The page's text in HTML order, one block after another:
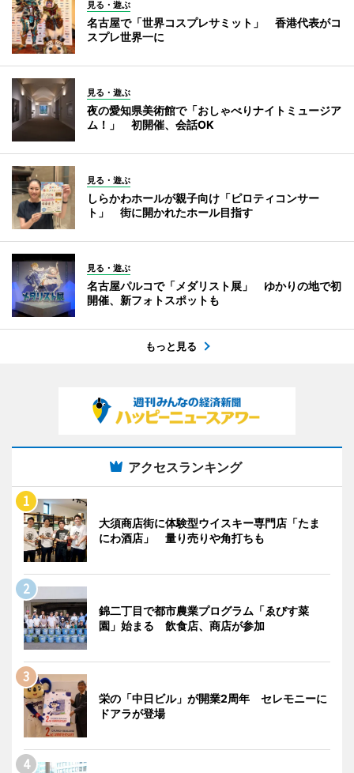
見る・遊ぶ
名古屋で「世界コスプレサミット」 香港代表がコ
スプレ世界一に
見る・遊ぶ
夜の愛知県美術館で「おしゃべりナイトミュージア
ム！」 初開催、会話OK
見る・遊ぶ
しらかわホールが親子向け「ピロティコンサー
ト」 街に開かれたホール目指す
見る・遊ぶ
名古屋パルコで「メダリスト展」 ゆかりの地で初
開催、新フォトスポットも
もっと見る
アクセスランキング
大須商店街に体験型ウイスキー専門店「たま
にわ酒店」 量り売りや角打ちも
錦二丁目で都市農業プログラム「ゑびす菜
園」始まる 飲食店、商店が参加
栄の「中日ビル」が開業2周年 セレモニーに
ドアラが登場